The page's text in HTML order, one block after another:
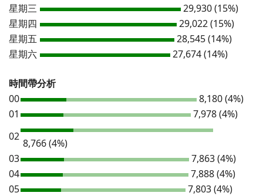
星期三
29,930 (15%)
星期四
29,022 (15%)
星期五
28,545 (14%)
星期六
27,674 (14%)
時間帶分析
00
8,180 (4%)
01
7,978 (4%)
02
8,766 (4%)
03
7,863 (4%)
04
7,888 (4%)
05
7,803 (4%)